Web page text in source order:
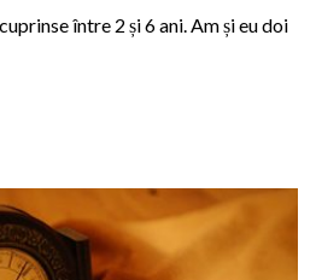
între 2 și 6 ani. Am și eu doi